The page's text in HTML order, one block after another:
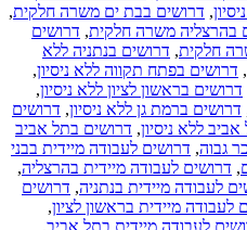
, דרושים בבת ים משרה חלקית,
בהרצליה משרה חלקית, דרושים
חלקית, דרושים בנתניה ללא
, דרושים בפתח תקווה ללא ניסיון,
דרושים בראשון לציון ללא ניסיון,
דרושים ברמת גן ללא ניסיון, דרושים
ללא ניסיון, דרושים בתל אביב
גבוה, דרושים לעבודה מיידית בבני
, דרושים לעבודה מיידית בהרצליה,
לעבודה מיידית בנתניה, דרושים
לעבודה מיידית בראשון לציון,